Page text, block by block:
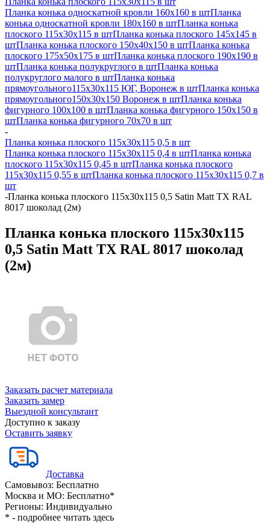
Планка конька односкатной кровли 160х160 в штПланка
конька односкатной кровли 180х160 в штПланка конька
плоского 115х30х115 в штПланка конька плоского 145х145 в
штПланка конька плоского 150х40х150 в штПланка конька
плоского 175х50х175 в штПланка конька плоского 190х190 в
штПланка конька полукруглого в штПланка конька
полукруглого малого в штПланка конька
прямоугольного115х30х115 ЮГ, Воронеж в штПланка конька
прямоугольного150х30х150 Воронеж в штПланка конька
фигурного 100x100 в штПланка конька фигурного 150x150 в
штПланка конька фигурного 70x70 в шт
-
Планка конька плоского 115х30х115 0,5 в шт
Планка конька плоского 115х30х115 0,4 в штПланка конька
плоского 115х30х115 0,45 в штПланка конька плоского
115х30х115 0,55 в штПланка конька плоского 115х30х115 0,7 в
шт
-Планка конька плоского 115х30х115 0,5 Satin Matt TX RAL
8017 шоколад (2м)
Планка конька плоского 115х30х115
0,5 Satin Matt TX RAL 8017 шоколад
(2м)
Заказать расчет материала
Заказать замер
Выездной консультант
Доступно к заказу
Оставить заявку
Доставка
Самовывоз: Бесплатно
Москва и МО: Бесплатно*
Регионы: Индивидуально
* - подробнее читать здесь